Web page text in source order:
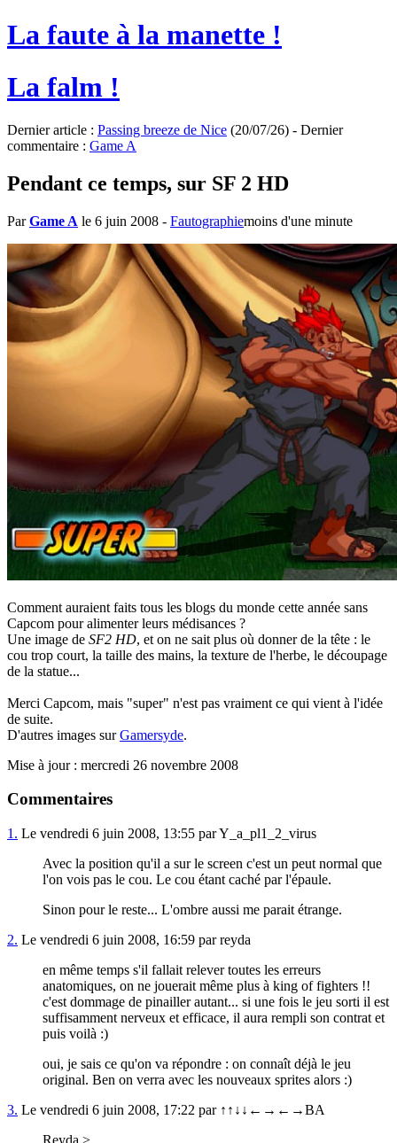
La faute à la manette !
La falm !
Dernier article : Passing breeze de Nice (20/07/26) - Dernier
commentaire : Game A
Pendant ce temps, sur SF 2 HD
ParGame A le 6 juin 2008 - Fautographiemoins d'une minute
Comment auraient faits tous les blogs du monde cette année sans
Capcom pour alimenter leurs médisances ?
Une image de SF2 HD, et on ne sait plus où donner de la tête : le
cou trop court, la taille des mains, la texture de l'herbe, le découpage
de la statue...
Merci Capcom, mais "super" n'est pas vraiment ce qui vient à l'idée
de suite.
D'autres images surGamersyde.
Mise à jour : mercredi 26 novembre 2008
Commentaires
1. Le vendredi 6 juin 2008, 13:55 par Y_a_pl1_2_virus
Avec la position qu'il a sur le screen c'est un peut normal que
l'on vois pas le cou. Le cou étant caché par l'épaule.
Sinon pour le reste... L'ombre aussi me parait étrange.
2. Le vendredi 6 juin 2008, 16:59 par reyda
en même temps s'il fallait relever toutes les erreurs
anatomiques, on ne jouerait même plus à king of fighters !!
c'est dommage de pinailler autant... si une fois le jeu sorti il est
suffisamment nerveux et efficace, il aura rempli son contrat et
puis voilà :)
oui, je sais ce qu'on va répondre : on connaît déjà le jeu
original. Ben on verra avec les nouveaux sprites alors :)
3. Le vendredi 6 juin 2008, 17:22 par ↑↑↓↓←→←→BA